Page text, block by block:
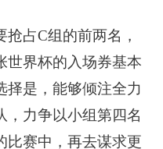
占C组的前两名，
世界杯的入场券基本
择是，能够倾注全力
，力争以小组第四名
比赛中，再去谋求更